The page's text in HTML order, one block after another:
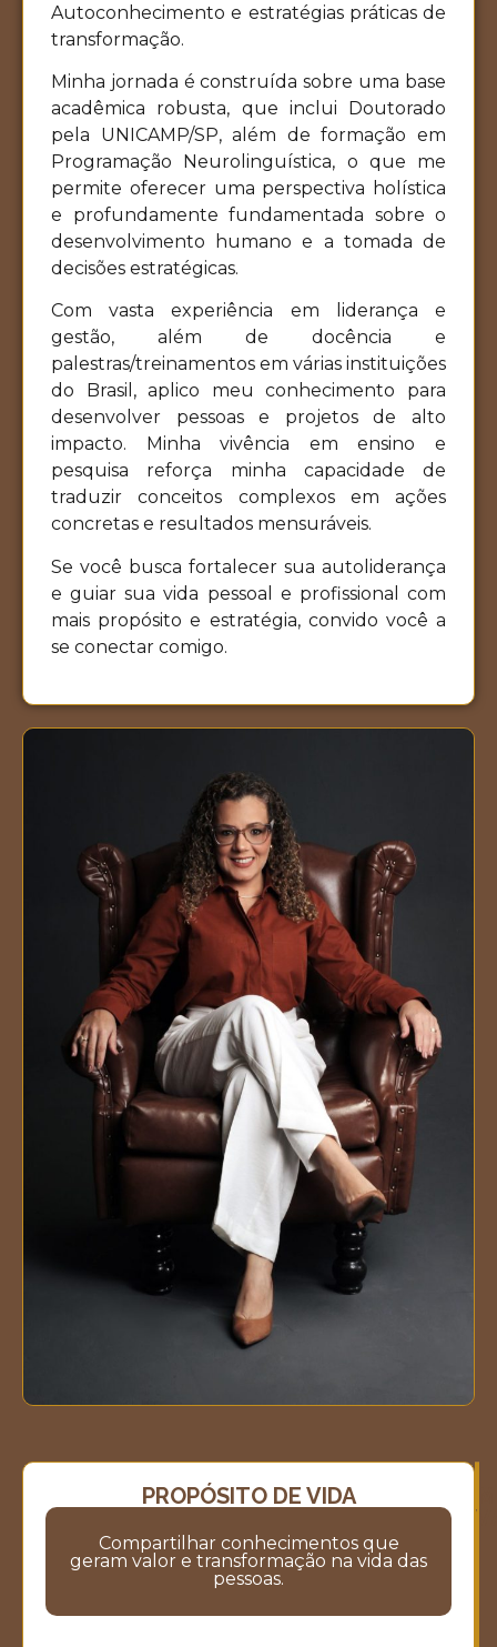
Autoconhecimento e estratégias práticas de
transformação.
Minha jornada é construída sobre uma base
acadêmica robusta, que inclui Doutorado
pela UNICAMP/SP, além de formação em
Programação Neurolinguística, o que me
permite oferecer uma perspectiva holística
e profundamente fundamentada sobre o
desenvolvimento humano e a tomada de
decisões estratégicas.
Com vasta experiência em liderança e
gestão, além de docência e
palestras/treinamentos em várias instituições
do Brasil, aplico meu conhecimento para
desenvolver pessoas e projetos de alto
impacto. Minha vivência em ensino e
pesquisa reforça minha capacidade de
traduzir conceitos complexos em ações
concretas e resultados mensuráveis.
Se você busca fortalecer sua autoliderança
e guiar sua vida pessoal e profissional com
mais propósito e estratégia, convido você a
se conectar comigo.
PROPÓSITO DE VIDA
Compartilhar conhecimentos que
geram valor e transformação na vida das
pessoas.